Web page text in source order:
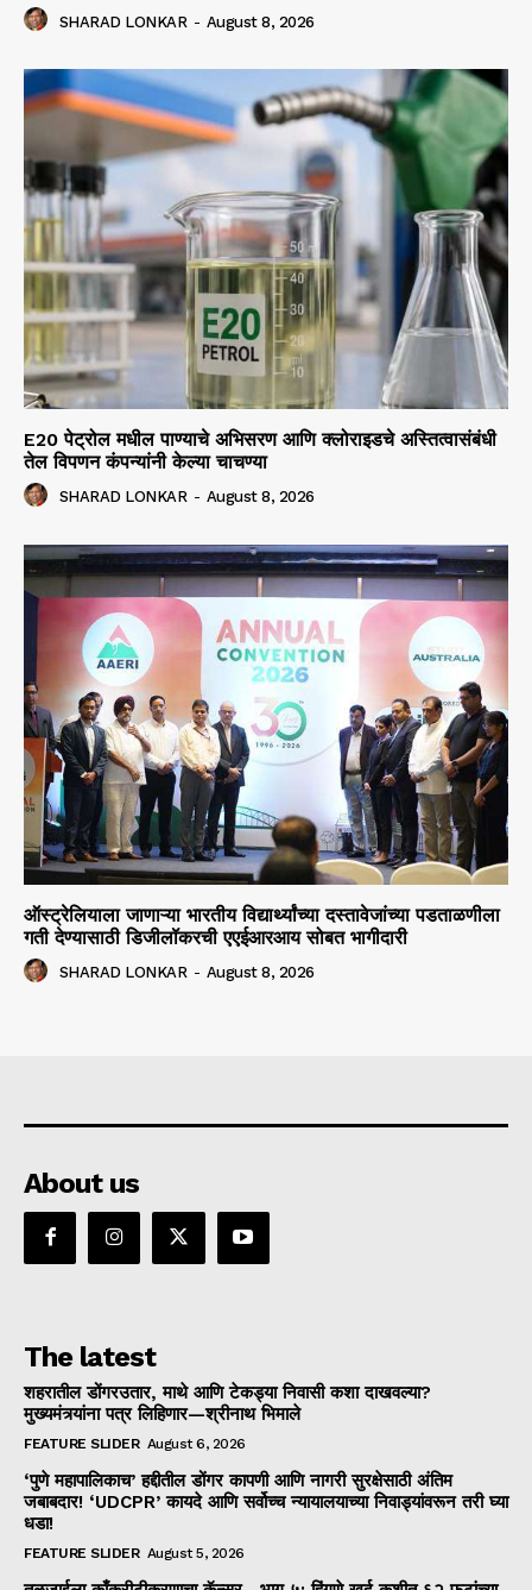
SHARAD LONKAR - August 8, 2026
E20 पेट्रोल मधील पाण्याचे अभिसरण आणि क्लोराइडचे अस्तित्वासंबंधी
तेल विपणन कंपन्यांनी केल्या चाचण्या
SHARAD LONKAR - August 8, 2026
ऑस्ट्रेलियाला जाणाऱ्या भारतीय विद्यार्थ्यांच्या दस्तावेजांच्या पडताळणीला
गती देण्यासाठी डिजीलॉकरची एएईआरआय सोबत भागीदारी
SHARAD LONKAR - August 8, 2026
About us
The latest
शहरातील डोंगरउतार, माथे आणि टेकड्या निवासी कशा दाखवल्या?
मुख्यमंत्र्यांना पत्र लिहिणार—श्रीनाथ भिमाले
FEATURE SLIDER August 6, 2026
‘पुणे महापालिकाच’ हद्दीतील डोंगर कापणी आणि नागरी सुरक्षेसाठी अंतिम
जबाबदार! ‘UDCPR’ कायदे आणि सर्वोच्च न्यायालयाच्या निवाड्यांवरून तरी घ्या
धडा!
FEATURE SLIDER August 5, 2026